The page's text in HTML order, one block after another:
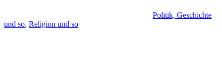
Politik, Geschichte
und so, Religion und so